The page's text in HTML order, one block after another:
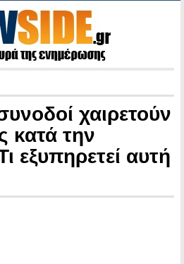
χαιρετούν
κατά την
εξυπηρετεί αυτή